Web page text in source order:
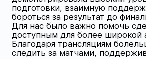
подготовки, взаимную
бороться за результат до
Для нас было важно помочь
доступным для более широкой
Благодаря трансляциям
следить за матчами,